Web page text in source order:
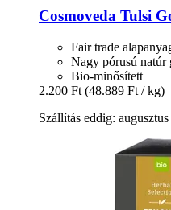
Cosmoveda Tulsi
Fair trade
Nagy pórusú natúr
Bio-minősített
2.200 Ft (48.889 Ft / kg)
Szállítás eddig: augusztus